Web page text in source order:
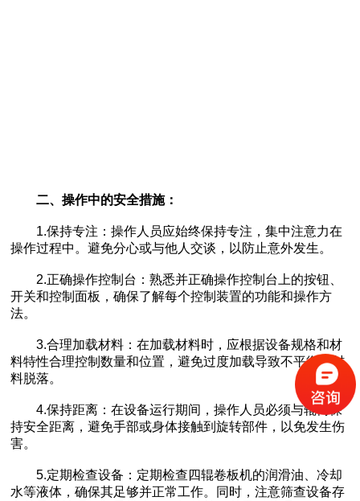
二、操作中的安全措施：
1.保持专注：操作人员应始终保持专注，集中注意力在
操作过程中。避免分心或与他人交谈，以防止意外发生。
2.正确操作控制台：熟悉并正确操作控制台上的按钮、
开关和控制面板，确保了解每个控制装置的功能和操作方
法。
3.合理加载材料：在加载材料时，应根据设备规格和材
料特性合理控制数量和位置，避免过度加载导致不平衡和材
料脱落。
4.保持距离：在设备运行期间，操作人员必须与辊筒保
持安全距离，避免手部或身体接触到旋转部件，以免发生伤
害。
5.定期检查设备：定期检查四辊卷板机的润滑油、冷却
水等液体，确保其足够并正常工作。同时，注意筛查设备存